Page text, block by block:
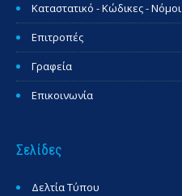
Καταστατικό - Κώδικες - Νόμοι
Επιτροπές
Γραφεία
Επικοινωνία
Σελίδες
Δελτία Τύπου